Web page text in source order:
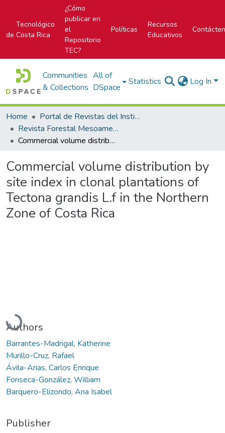
Tecnológico
de Costa Rica
¿Cómo
publicar en
el
Repositorio
TEC?
Políticas
Recursos
Educativos
Communities
& Collections
All of
DSpace
Statistics Log In
Home
Portal de Revistas del Instituto Tecnológico de Costa Rica
Revista Forestal Mesoamericana Kurú
Commercial volume distribution by site index in clonal plantations of Tectona grandis L.f in the Northern Zone of Costa Rica
Commercial volume distribution by
site index in clonal plantations of
Tectona grandis L.f in the Northern
Zone of Costa Rica
Loading...
Authors
Barrantes-Madrigal, Katherine
Murillo-Cruz, Rafael
Ávila-Arias, Carlos Enrique
Fonseca-González, William
Barquero-Elizondo, Ana Isabel
Publisher